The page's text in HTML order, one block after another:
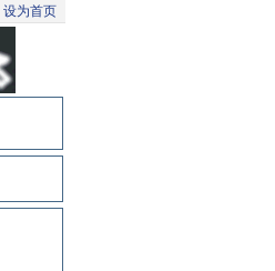
设为首页